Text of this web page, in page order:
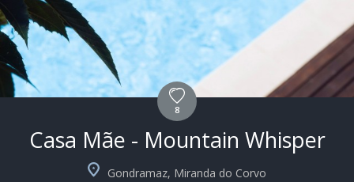
8
Casa Mãe - Mountain Whisper
Gondramaz, Miranda do Corvo